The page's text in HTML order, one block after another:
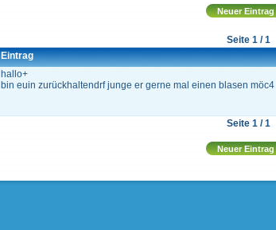
Seite 1 / 1
Eintrag
hallo+
bin euin zurückhaltendrf junge er gerne mal einen blasen möc4
Seite 1 / 1